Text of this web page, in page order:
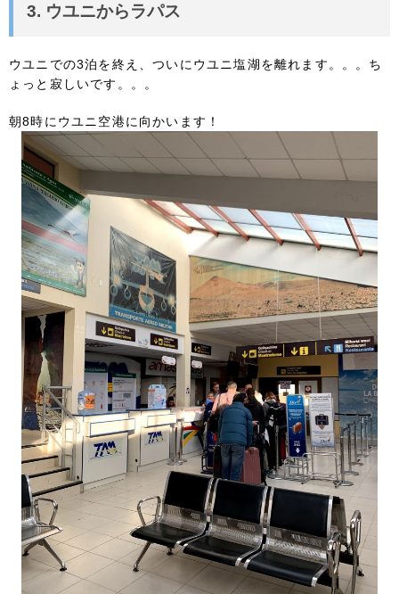
3. ウユニからラパス
ウユニでの3泊を終え、ついにウユニ塩湖を離れます。。。ち
ょっと寂しいです。。。
朝8時にウユニ空港に向かいます！